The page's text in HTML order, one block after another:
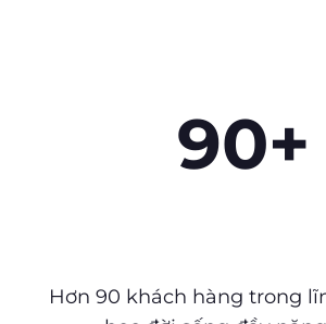
90+
Hơn 90 khách hàng trong